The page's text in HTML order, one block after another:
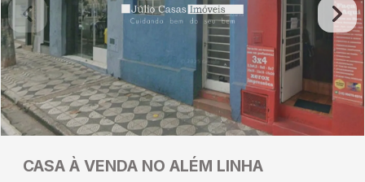
CASA À VENDA NO ALÉM LINHA